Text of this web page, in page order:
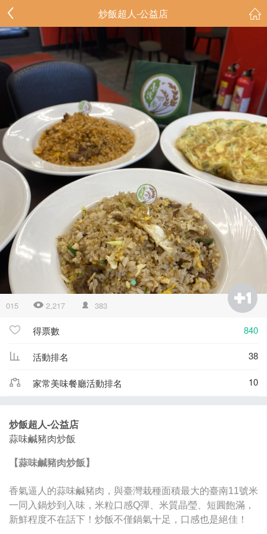
炒飯超人-公益店
015 2,217 383
得票數 840
活動排名 38
家常美味餐廳活動排名 10
炒飯超人-公益店
蒜味鹹豬肉炒飯
【蒜味鹹豬肉炒飯】
香氣逼人的蒜味鹹豬肉，與臺灣栽種面積最大的臺南11號米
一同入鍋炒到入味，米粒口感Q彈、米質晶瑩、短圓飽滿，
新鮮程度不在話下！炒飯不僅鍋氣十足，口感也是絕佳！